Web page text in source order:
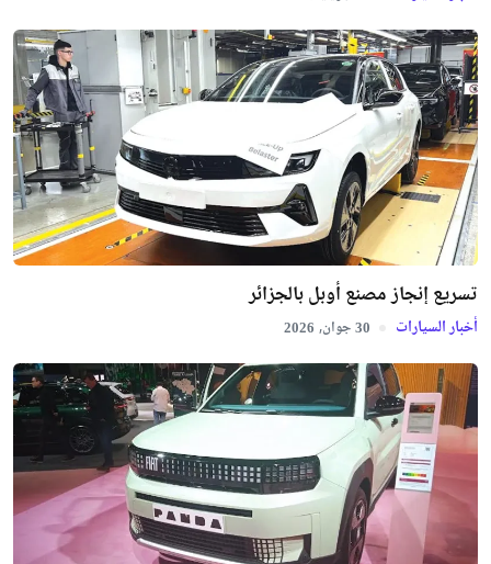
تسريع إنجاز مصنع أوبل بالجزائر
أخبار السيارات 30 جوان, 2026